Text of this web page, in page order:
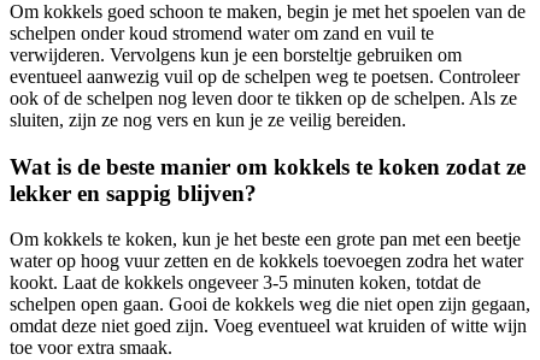
Om kokkels goed schoon te maken, begin je met het spoelen van de
schelpen onder koud stromend water om zand en vuil te
verwijderen. Vervolgens kun je een borsteltje gebruiken om
eventueel aanwezig vuil op de schelpen weg te poetsen. Controleer
ook of de schelpen nog leven door te tikken op de schelpen. Als ze
sluiten, zijn ze nog vers en kun je ze veilig bereiden.
Wat is de beste manier om kokkels te koken zodat ze
lekker en sappig blijven?
Om kokkels te koken, kun je het beste een grote pan met een beetje
water op hoog vuur zetten en de kokkels toevoegen zodra het water
kookt. Laat de kokkels ongeveer 3-5 minuten koken, totdat de
schelpen open gaan. Gooi de kokkels weg die niet open zijn gegaan,
omdat deze niet goed zijn. Voeg eventueel wat kruiden of witte wijn
toe voor extra smaak.